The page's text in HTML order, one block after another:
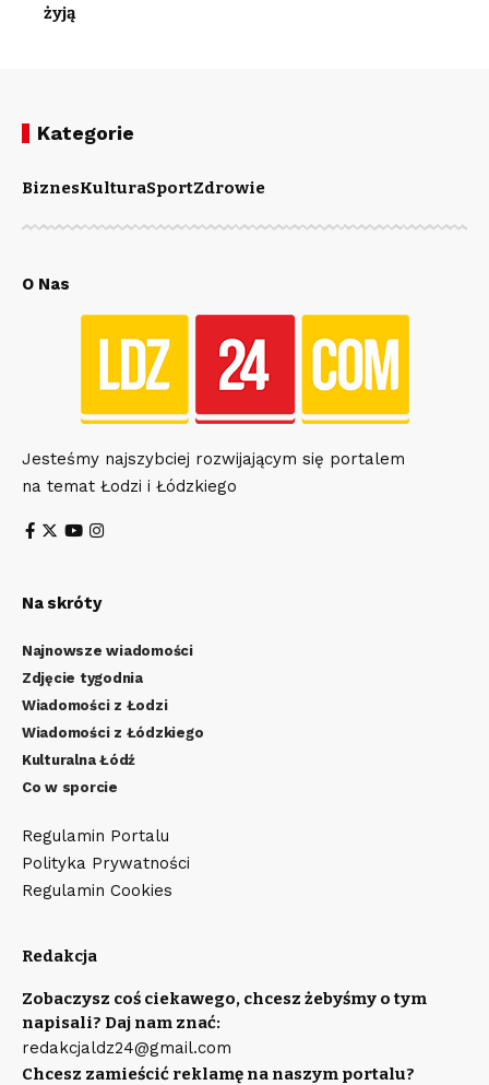
żyją
Kategorie
BiznesKulturaSportZdrowie
O Nas
Jesteśmy najszybciej rozwijającym się portalem
na temat Łodzi i Łódzkiego
Na skróty
Najnowsze wiadomości
Zdjęcie tygodnia
Wiadomości z Łodzi
Wiadomości z Łódzkiego
Kulturalna Łódź
Co w sporcie
Regulamin Portalu
Polityka Prywatności
Regulamin Cookies
Redakcja
Zobaczysz coś ciekawego, chcesz żebyśmy o tym
napisali? Daj nam znać:
redakcjaldz24@gmail.com
Chcesz zamieścić reklamę na naszym portalu?